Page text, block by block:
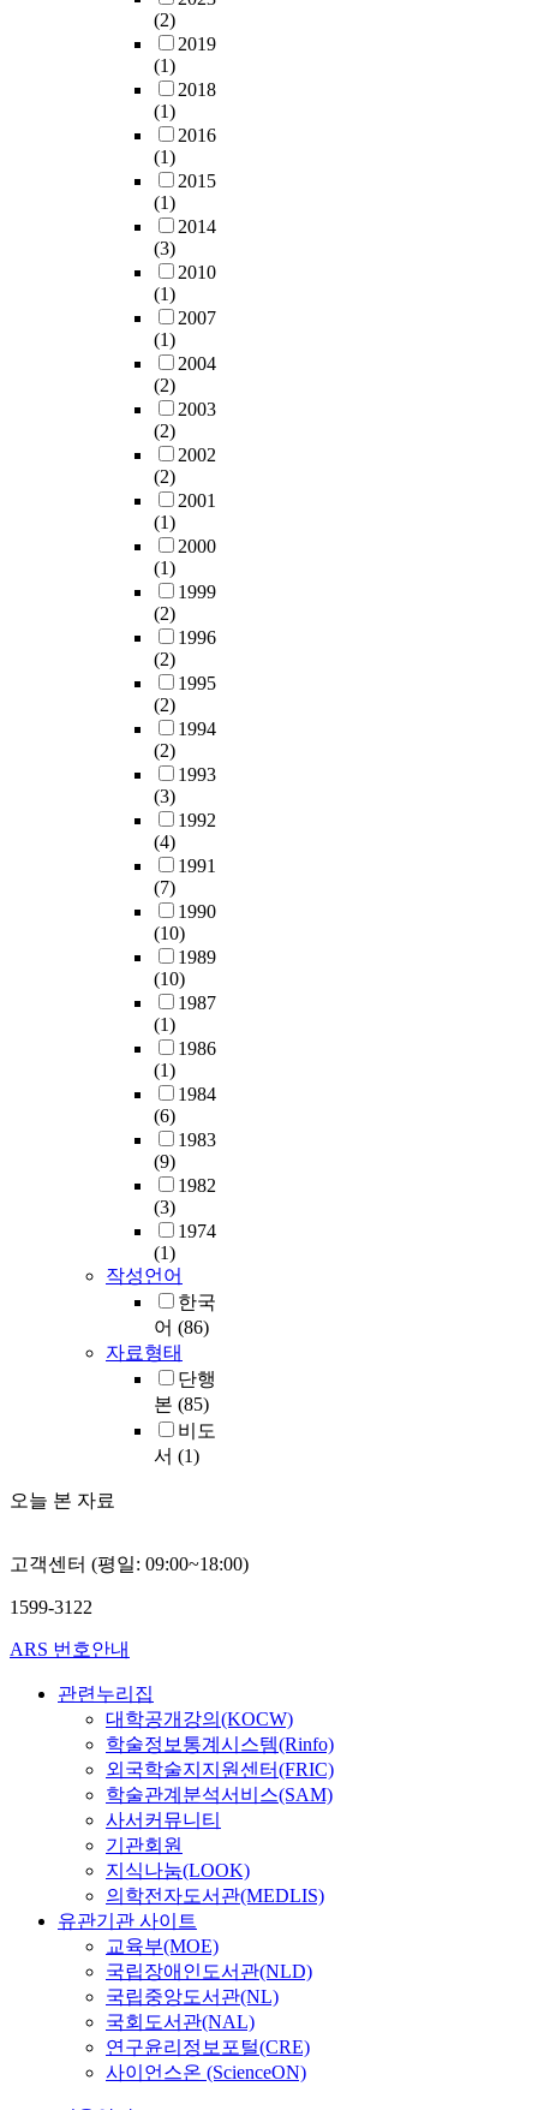
(2)
2019
(1)
2018
(1)
2016
(1)
2015
(1)
2014
(3)
2010
(1)
2007
(1)
2004
(2)
2003
(2)
2002
(2)
2001
(1)
2000
(1)
1999
(2)
1996
(2)
1995
(2)
1994
(2)
1993
(3)
1992
(4)
1991
(7)
1990
(10)
1989
(10)
1987
(1)
1986
(1)
1984
(6)
1983
(9)
1982
(3)
1974
(1)
작성언어
한국
어 (86)
자료형태
단행
본 (85)
비도
서 (1)
오늘 본 자료
고객센터 (평일: 09:00~18:00)
1599-3122
ARS 번호안내
관련누리집
대학공개강의(KOCW)
학술정보통계시스템(Rinfo)
외국학술지지원센터(FRIC)
학술관계분석서비스(SAM)
사서커뮤니티
기관회원
지식나눔(LOOK)
의학전자도서관(MEDLIS)
유관기관 사이트
교육부(MOE)
국립장애인도서관(NLD)
국립중앙도서관(NL)
국회도서관(NAL)
연구윤리정보포털(CRE)
사이언스온 (ScienceON)